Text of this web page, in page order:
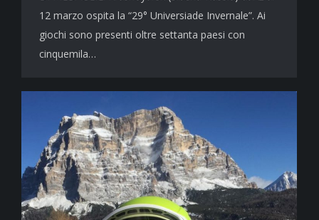
12 marzo ospita la “29° Universiade Invernale”. Ai
giochi sono presenti oltre settanta paesi con
cinquemila…